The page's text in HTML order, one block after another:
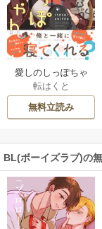
愛しのしっぽちゃ
ん
転はくと
無料立読み
BL(ボーイズラブ)の